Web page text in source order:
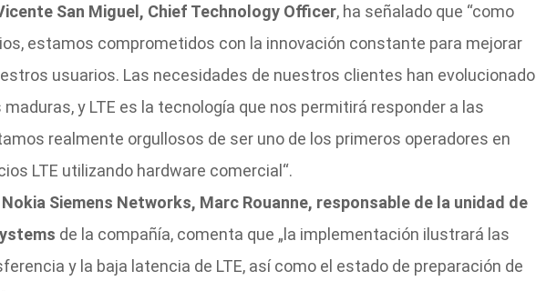
San Miguel, Chief Technology Officer, ha señalado que “como
estamos comprometidos con la innovación constante para mejorar
usuarios. Las necesidades de nuestros clientes han evolucionado
y LTE es la tecnología que nos permitirá responder a las
realmente orgullosos de ser uno de los primeros operadores en
LTE utilizando hardware comercial“.
Siemens Networks, Marc Rouanne, responsable de la unidad de
de la compañía, comenta que „la implementación ilustrará las
y la baja latencia de LTE, así como el estado de preparación de